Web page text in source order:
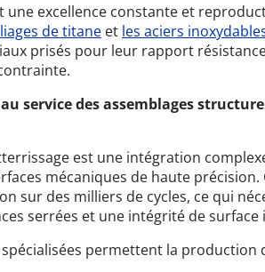
excellence constante et
de titane et les aciers
prisés pour leur rapport
service des assemblages
est une intégration
mécaniques de haute précision.
sur des milliers de cycles, ce qui
serrées et une intégrité de
permettent la production